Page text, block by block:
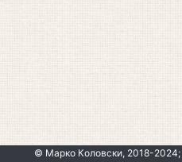
© Марко Коловски, 2018-